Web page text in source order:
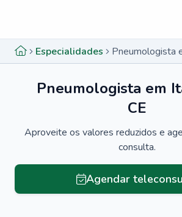
Especialidades
Pneumologista em
CE
Aproveite os valores reduzidos e
consulta.
Agendar